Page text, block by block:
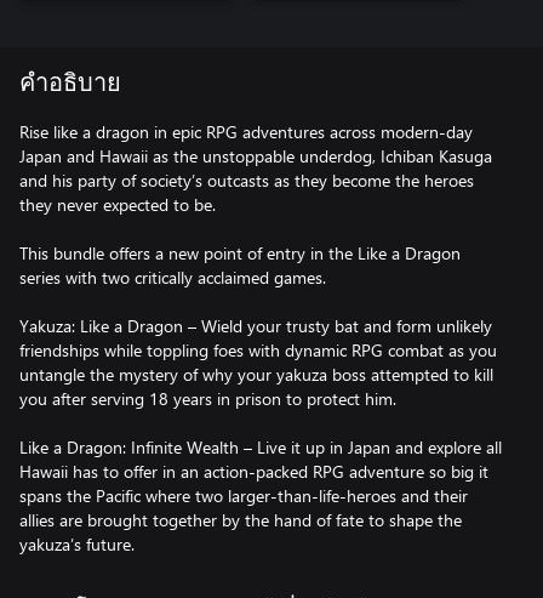
คำอธิบาย
Rise like a dragon in epic RPG adventures across modern-day
Japan and Hawaii as the unstoppable underdog, Ichiban Kasuga
and his party of society’s outcasts as they become the heroes
they never expected to be.
This bundle offers a new point of entry in the Like a Dragon
series with two critically acclaimed games.
Yakuza: Like a Dragon – Wield your trusty bat and form unlikely
friendships while toppling foes with dynamic RPG combat as you
untangle the mystery of why your yakuza boss attempted to kill
you after serving 18 years in prison to protect him.
Like a Dragon: Infinite Wealth – Live it up in Japan and explore all
Hawaii has to offer in an action-packed RPG adventure so big it
spans the Pacific where two larger-than-life-heroes and their
allies are brought together by the hand of fate to shape the